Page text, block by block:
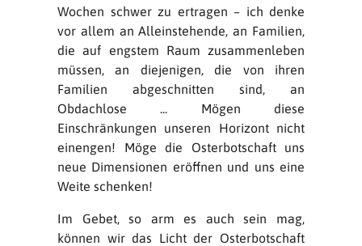
Wochen schwer zu ertragen – ich denke
vor allem an Alleinstehende, an Familien,
die auf engstem Raum zusammenleben
müssen, an diejenigen, die von ihren
Familien abgeschnitten sind, an
Obdachlose ... Mögen diese
Einschränkungen unseren Horizont nicht
einengen! Möge die Osterbotschaft uns
neue Dimensionen eröffnen und uns eine
Weite schenken!
Im Gebet, so arm es auch sein mag,
können wir das Licht der Osterbotschaft